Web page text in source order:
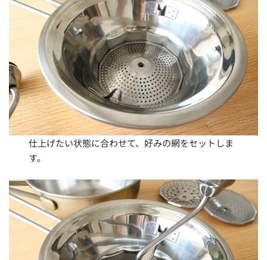
仕上げたい状態に合わせて、好みの網をセットしま
す。